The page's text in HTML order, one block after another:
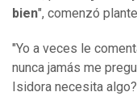
bien", comenzó
"Yo a veces le
nunca jamás me
Isidora necesita